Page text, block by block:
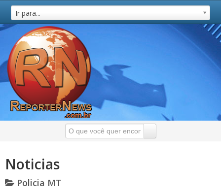
Ir para...
Noticias
Policia MT